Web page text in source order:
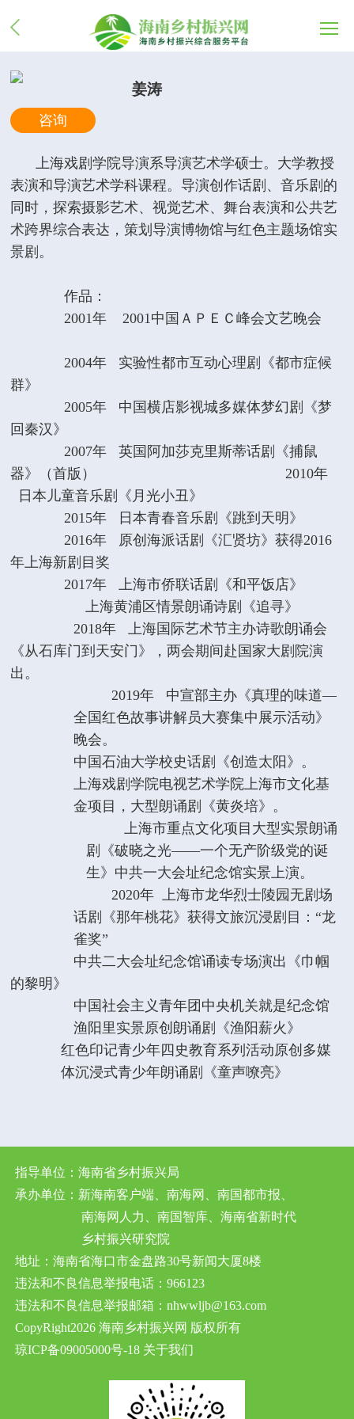
姜涛
咨询
上海戏剧学院导演系导演艺术学硕士。 大学教授
表演和导演艺术学科课程。导演创作话剧、音乐剧的
同时，探索摄影艺术、视觉艺术、舞台表演和公共艺
术跨界综合表达，策划导演博物馆与红色主题场馆实
景剧。
作品 ：
2001年
2001中国ＡＰＥＣ峰会文艺晚会
2004年 实验性都市互动心理剧《都市症候
群》
2005年
中国横店影视城多媒体梦幻剧《梦
回秦汉》
2007年英国阿加莎克里斯蒂话剧《捕鼠
器》（首版）
2010年
日本 儿童音乐剧《月光小丑》
2015年 日本青春音乐剧《跳到天明》
2016年 原创海派话剧《汇贤坊》获得2016
年上海新剧目奖
2017年 上海市侨联话剧《和平饭店》
上海黄浦区情景朗诵诗剧《追寻》
2018年 上海国际艺术节主办诗歌朗诵会
《从石库门到天安门》，两会期间赴国家大剧院演
出。
2019年 中宣部主办《真理的味道—
全国红色故事讲解员大赛集中展示活动》
晚会。
中国石油大学校史话剧《创造太阳》。
上海戏剧学院电视艺术学院上海市文化基
金项目，大型朗诵剧《黄炎培》。
上海市重点文化项目大型实景朗诵
剧《破晓之光——一个无产阶级党的诞
生》中共一大会址纪念馆实景上演。
2020年 上海市龙华烈士陵园无剧场
话剧《那年桃花》获得文旅沉浸剧目：“龙
雀奖”
中共二大会址纪念馆诵读专场演出《巾帼
的黎明》
中国社会主义青年团中央机关就是纪念馆
渔阳里实景原创朗诵剧《渔阳薪火》
红色印记青少年四史教育系列活动原创多媒
体沉浸式青少年朗诵剧《童声嘹亮》
指导单位：海南省乡村振兴局
承办单位：新海南客户端、南海网、南国都市报、
南海网人力、南国智库、海南省新时代
乡村振兴研究院
地址：海南省海口市金盘路30号新闻大厦8楼
违法和不良信息举报电话：966123
违法和不良信息举报邮箱：nhwwljb@163.com
CopyRight2026 海南乡村振兴网 版权所有
琼ICP备09005000号-18 关于我们